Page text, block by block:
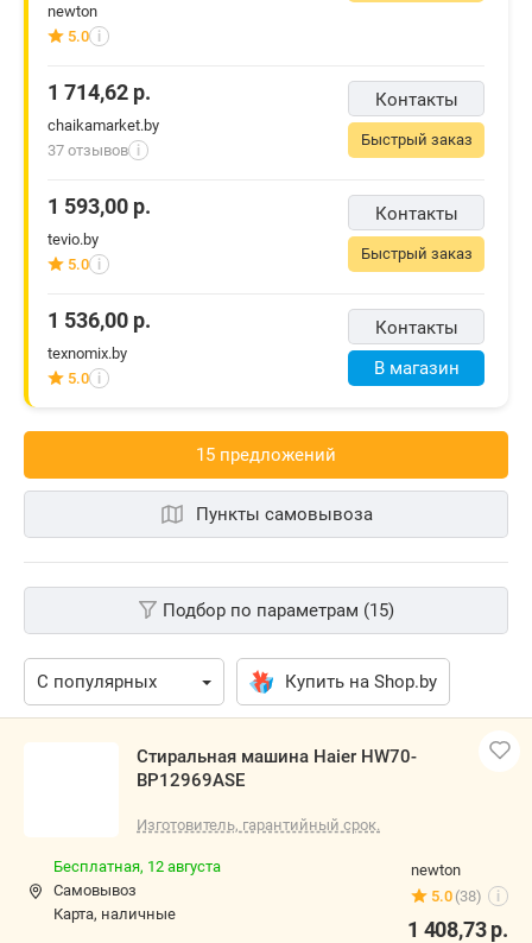
newton
5.0 i
Контакты
Быстрый заказ
1 714,62 р.
chaikamarket.by
37 отзывов i
Контакты
Быстрый заказ
1 593,00 р.
tevio.by
5.0 i
Контакты
В магазин
1 536,00 р.
texnomix.by
5.0 i
15 предложений
Пункты самовывоза
Подбор по параметрам (15)
Купить на Shop.by
Стиральная машина Haier HW70-
BP12969ASE
Изготовитель, гарантийный срок.
newton
5.0 (38) i
Бесплатная, 12 августа
Самовывоз
карта, наличные
1 408,73р.